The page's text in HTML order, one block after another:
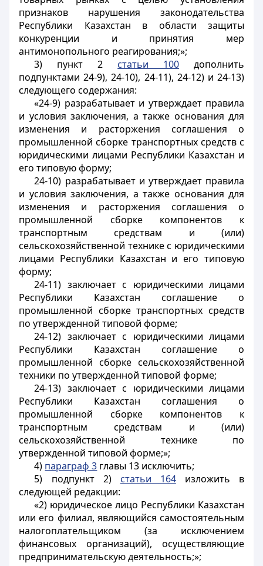
признаков нарушения законодательства
Республики Казахстан в области защиты
конкуренции и принятия мер
антимонопольного реагирования;»;
3) пункт 2 статьи 100 дополнить
подпунктами 24-9), 24-10), 24-11), 24-12) и 24-13)
следующего содержания:
«24-9) разрабатывает и утверждает правила
и условия заключения, а также основания для
изменения и расторжения соглашения о
промышленной сборке транспортных средств с
юридическими лицами Республики Казахстан и
его типовую форму;
24-10) разрабатывает и утверждает правила
и условия заключения, а также основания для
изменения и расторжения соглашения о
промышленной сборке компонентов к
транспортным средствам и (или)
сельскохозяйственной технике с юридическими
лицами Республики Казахстан и его типовую
форму;
24-11) заключает с юридическими лицами
Республики Казахстан соглашение о
промышленной сборке транспортных средств
по утвержденной типовой форме;
24-12) заключает с юридическими лицами
Республики Казахстан соглашение о
промышленной сборке сельскохозяйственной
техники по утвержденной типовой форме;
24-13) заключает с юридическими лицами
Республики Казахстан соглашения о
промышленной сборке компонентов к
транспортным средствам и (или)
сельскохозяйственной технике по
утвержденной типовой форме;»;
4) параграф 3 главы 13 исключить;
5) подпункт 2) статьи 164изложить в
следующей редакции:
«2) юридическое лицо Республики Казахстан
или его филиал, являющийся самостоятельным
налогоплательщиком (за исключением
финансовых организаций), осуществляющие
предпринимательскую деятельность;»;